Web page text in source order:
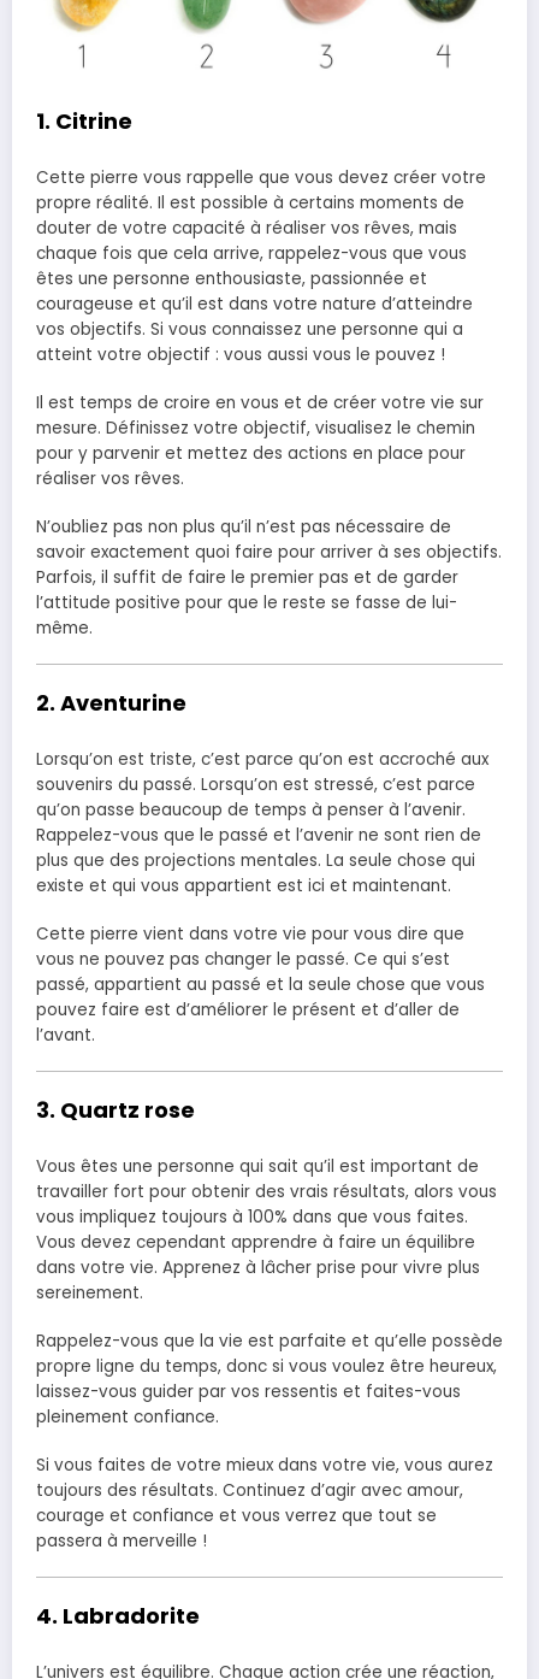
1. Citrine
Cette pierre vous rappelle que vous devez créer votre
propre réalité. Il est possible à certains moments de
douter de votre capacité à réaliser vos rêves, mais
chaque fois que cela arrive, rappelez-vous que vous
êtes une personne enthousiaste, passionnée et
courageuse et qu’il est dans votre nature d’atteindre
vos objectifs. Si vous connaissez une personne qui a
atteint votre objectif : vous aussi vous le pouvez !
Il est temps de croire en vous et de créer votre vie sur
mesure. Définissez votre objectif, visualisez le chemin
pour y parvenir et mettez des actions en place pour
réaliser vos rêves.
N’oubliez pas non plus qu’il n’est pas nécessaire de
savoir exactement quoi faire pour arriver à ses objectifs.
Parfois, il suffit de faire le premier pas et de garder
l’attitude positive pour que le reste se fasse de lui-
même.
2. Aventurine
Lorsqu’on est triste, c’est parce qu’on est accroché aux
souvenirs du passé. Lorsqu’on est stressé, c’est parce
qu’on passe beaucoup de temps à penser à l’avenir.
Rappelez-vous que le passé et l’avenir ne sont rien de
plus que des projections mentales. La seule chose qui
existe et qui vous appartient est ici et maintenant.
Cette pierre vient dans votre vie pour vous dire que
vous ne pouvez pas changer le passé. Ce qui s’est
passé, appartient au passé et la seule chose que vous
pouvez faire est d’améliorer le présent et d’aller de
l’avant.
3. Quartz rose
Vous êtes une personne qui sait qu’il est important de
travailler fort pour obtenir des vrais résultats, alors vous
vous impliquez toujours à 100% dans que vous faites.
Vous devez cependant apprendre à faire un équilibre
dans votre vie. Apprenez à lâcher prise pour vivre plus
sereinement.
Rappelez-vous que la vie est parfaite et qu’elle possède
propre ligne du temps, donc si vous voulez être heureux,
laissez-vous guider par vos ressentis et faites-vous
pleinement confiance.
Si vous faites de votre mieux dans votre vie, vous aurez
toujours des résultats. Continuez d’agir avec amour,
courage et confiance et vous verrez que tout se
passera à merveille !
4. Labradorite
L’univers est équilibre. Chaque action crée une réaction,